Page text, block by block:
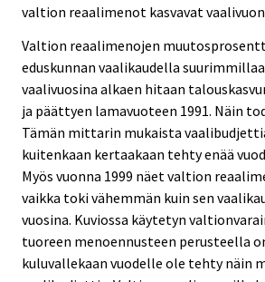
valtion reaalimenot kasvavat
Valtion reaalimenojen
eduskunnan vaalikaudella
vaalivuosina alkaen hitaan
ja päättyen lamavuoteen 1991. Näin
Tämän mittarin mukaista
kuitenkaan kertaakaan tehty enää
Myös vuonna 1999 näet valtion
vaikka toki vähemmän kuin sen
vuosina. Kuviossa käytetyn
tuoreen menoennusteen perusteella
kuluvallekaan vuodelle ole tehty näin